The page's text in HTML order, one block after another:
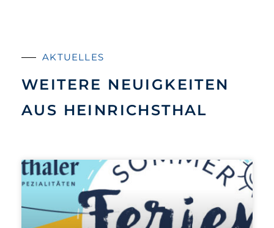
AKTUELLES
WEITERE NEUIGKEITEN
AUS HEINRICHSTHAL